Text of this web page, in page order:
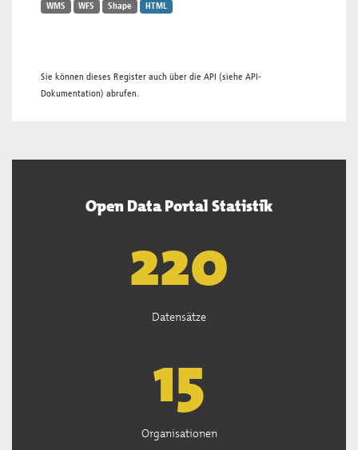
WMS WFS Shape HTML
Sie können dieses Register auch über die API (siehe API-
Dokumentation) abrufen.
Open Data Portal Statistik
222
Datensätze
15
Organisationen